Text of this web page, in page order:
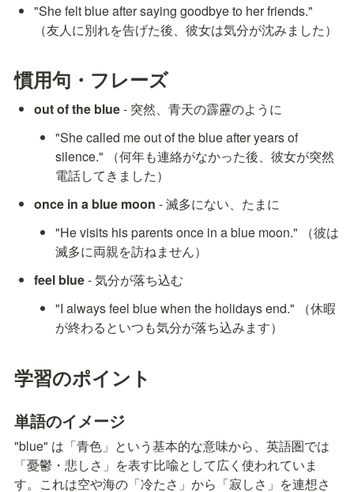
"She felt blue after saying goodbye to her friends."
（友人に別れを告げた後、彼女は気分が沈みました）
慣用句・フレーズ
out of the blue - 突然、青天の霹靂のように
"She called me out of the blue after years of
silence." （何年も連絡がなかった後、彼女が突然
電話してきました）
once in a blue moon - 滅多にない、たまに
"He visits his parents once in a blue moon." （彼は
滅多に両親を訪ねません）
feel blue - 気分が落ち込む
"I always feel blue when the holidays end." （休暇
が終わるといつも気分が落ち込みます）
学習のポイント
単語のイメージ
"blue" は「青色」という基本的な意味から、英語圏では
「憂鬱・悲しさ」を表す比喩として広く使われていま
す。これは空や海の「冷たさ」から「寂しさ」を連想さ